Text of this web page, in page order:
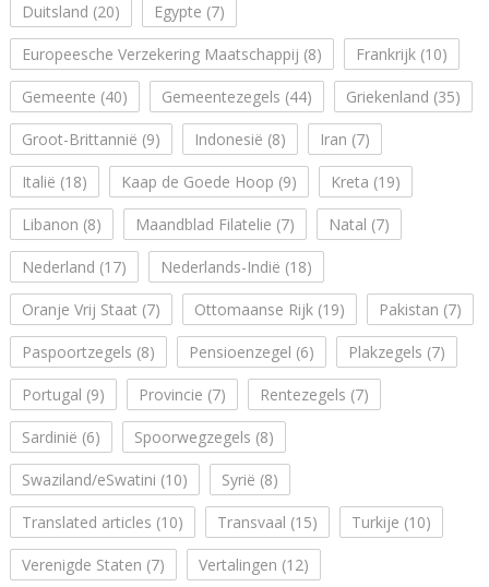
Duitsland (20) Egypte (7)
Europeesche Verzekering Maatschappij (8) Frankrijk(10)
Gemeente (40) Gemeentezegels (44) Griekenland (35)
Groot-Brittannië (9) Indonesië (8) Iran (7)
Italië (18) Kaap de Goede Hoop (9) Kreta (19)
Libanon (8) Maandblad Filatelie (7) Natal (7)
Nederland (17) Nederlands-Indië (18)
Oranje Vrij Staat (7) Ottomaanse Rijk(19) Pakistan (7)
Paspoortzegels (8) Pensioenzegel (6) Plakzegels (7)
Portugal (9) Provincie (7) Rentezegels (7)
Sardinië (6) Spoorwegzegels (8)
Swaziland/eSwatini (10) Syrië (8)
Translated articles (10) Transvaal (15) Turkije (10)
Verenigde Staten (7) Vertalingen (12)